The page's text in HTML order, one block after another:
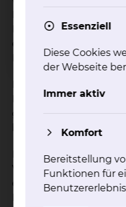
Rehabilitation, deren
entsprechend der
Fachrichtungen
Klinikums
gesamte, breit
behandelnden
Dafür stehen
Verfügung, deren
einer ärztlichen und
Essenziell
Diese Cookies
der Webseite
Immer aktiv
Komfort
Bereitstellung
Funktionen für